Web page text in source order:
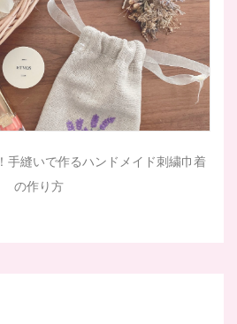
手縫いで作るハンドメイド刺繍巾着
の作り方